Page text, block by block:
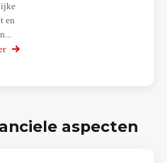
en
over
aspecten